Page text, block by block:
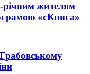
річним жителям
«єКнига»